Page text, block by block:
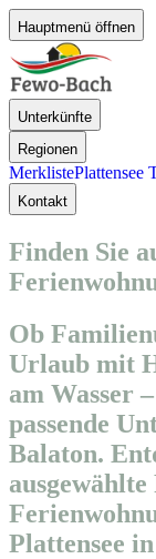
Hauptmenü öffnen
Unterkünfte
Regionen
MerklistePlattensee
Kontakt
Finden Sie
Ob
Urlaub mit
am Wasser
passende
Balaton.
Plattensee